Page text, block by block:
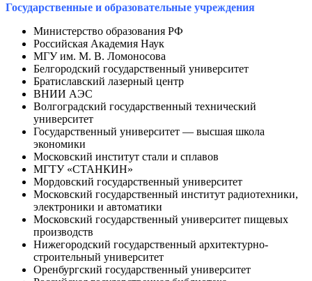
Государственные и образовательные учреждения
Министерство образования РФ
Российская Академия Наук
МГУ им. М. В. Ломоносова
Белгородский государственный университет
Братиславский лазерный центр
ВНИИ АЭС
Волгоградский государственный технический
университет
Государственный университет — высшая школа
экономики
Московский институт стали и сплавов
МГТУ «СТАНКИН»
Мордовский государственный университет
Московский государственный институт радиотехники,
электроники и автоматики
Московский государственный университет пищевых
производств
Нижегородский государственный архитектурно-
строительный университет
Оренбургский государственный университет